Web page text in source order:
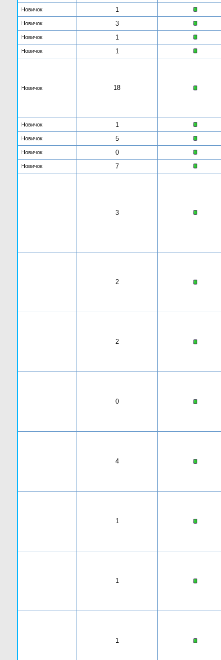
Новичок 1
Новичок 3
Новичок 1
Новичок 1
Новичок 18
Новичок 1
Новичок 5
Новичок 0
Новичок 7
3
2
2
0
4
1
1
1